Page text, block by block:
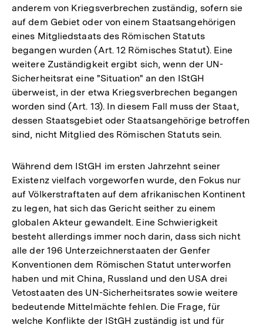
anderem von Kriegsverbrechen zuständig, sofern sie
auf dem Gebiet oder von einem Staatsangehörigen
eines Mitgliedstaats des Römischen Statuts
begangen wurden (Art. 12 Römisches Statut). Eine
weitere Zuständigkeit ergibt sich, wenn der UN-
Sicherheitsrat eine "Situation" an den IStGH
überweist, in der etwa Kriegsverbrechen begangen
worden sind (Art. 13). In diesem Fall muss der Staat,
dessen Staatsgebiet oder Staatsangehörige betroffen
sind, nicht Mitglied des Römischen Statuts sein.
Während dem IStGH im ersten Jahrzehnt seiner
Existenz vielfach vorgeworfen wurde, den Fokus nur
auf Völkerstraftaten auf dem afrikanischen Kontinent
zu legen, hat sich das Gericht seither zu einem
globalen Akteur gewandelt. Eine Schwierigkeit
besteht allerdings immer noch darin, dass sich nicht
alle der 196 Unterzeichnerstaaten der Genfer
Konventionen dem Römischen Statut unterworfen
haben und mit China, Russland und den USA drei
Vetostaaten des UN-Sicherheitsrates sowie weitere
bedeutende Mittelmächte fehlen. Die Frage, für
welche Konflikte der IStGH zuständig ist und für